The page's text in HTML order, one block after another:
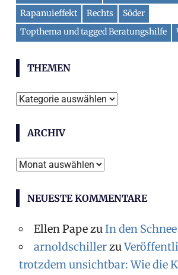
Rapanuieffekt
Rechts
Söder
Topthema und tagged Beratungshilfe
THEMEN
T
e
n
ARCHIV
A
i
v
NEUESTE KOMMENTARE
Ellen PapezuIn den
arnoldschillerzu
trotzdem unsichtbar: Wie die